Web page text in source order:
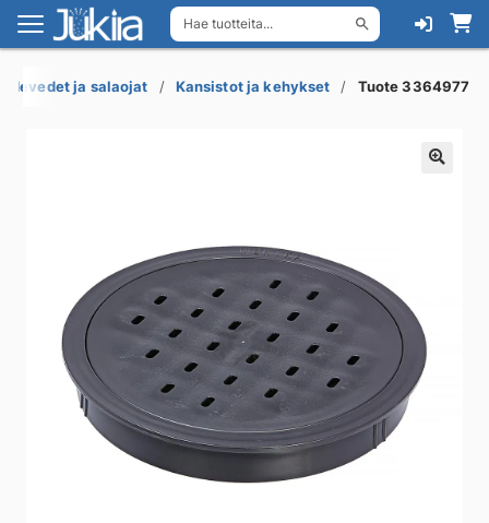
Hae tuotteita...
Siirry
navigointiin
Siirry
sisältöön
ja salaojat Kansistot ja kehykset Tuote 3364977